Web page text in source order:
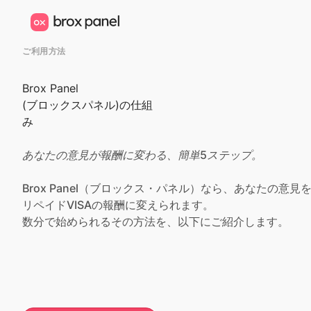
ご利用方法
Brox Panel
(ブロックスパネル)の仕組
み
あなたの意見が報酬に変わる、簡単5ステップ。
Brox Panel（ブロックス・パネル）なら、あなたの意見
リペイドVISAの報酬に変えられます。
数分で始められるその方法を、以下にご紹介します。